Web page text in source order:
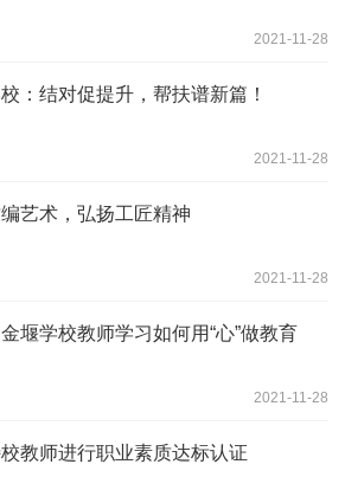
2021-11-28
：结对促提升，帮扶谱新篇！
2021-11-28
艺术，弘扬工匠精神
2021-11-28
堰学校教师学习如何用“心”做教育
2021-11-28
教师进行职业素质达标认证